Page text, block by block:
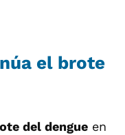
el brote
del dengue en